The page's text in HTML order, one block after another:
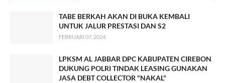
TABE BERKAH AKAN DI BUKA KEMBALI
UNTUK JALUR PRESTASI DAN S2
FEBRUARI 07, 2024
LPKSM AL JABBAR DPC KABUPATEN CIREBON
DUKUNG POLRI TINDAK LEASING GUNAKAN
JASA DEBT COLLECTOR "NAKAL"